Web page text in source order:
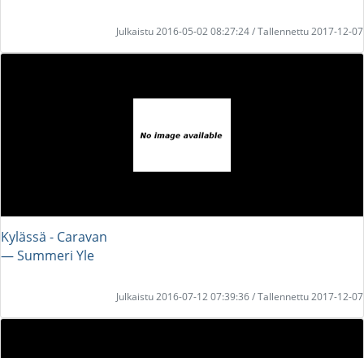
Julkaistu 2016-05-02 08:27:24 / Tallennettu 2017-12-07
Kylässä - Caravan
― Summeri Yle
Julkaistu 2016-07-12 07:39:36 / Tallennettu 2017-12-07